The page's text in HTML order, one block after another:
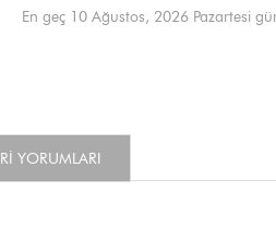
En geç 10 Ağustos, 2026 Pazartesi
YORUMLARI